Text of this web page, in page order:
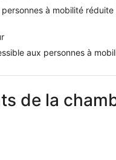
à mobilité
aux personnes à
de la